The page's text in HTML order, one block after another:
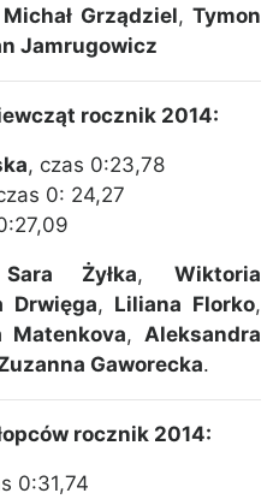
Michał Grządziel,Tymon
Jamrugowicz
rocznik 2014:
, czas 0:23,78
0: 24,27
Sara Żyłka, Wiktoria
Drwięga, Liliana Florko,
Matenkova, Aleksandra
Gaworecka.
rocznik 2014:
0:31,74